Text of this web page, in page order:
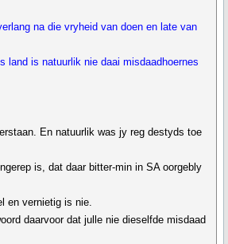
na die vryheid van doen en late van
land is natuurlik nie daai misdaadhoernes
En natuurlik was jy reg destyds toe
is, dat daar bitter-min in SA oorgebly
en vernietig is nie.
daarvoor dat julle nie dieselfde misdaad